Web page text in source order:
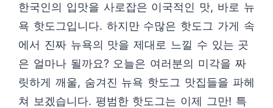
한국인의 입맛을 사로잡은 이국적인 맛, 바로 뉴
욕 핫도그입니다. 하지만 수많은 핫도그 가게 속
에서 진짜 뉴욕의 맛을 제대로 느낄 수 있는 곳
은 얼마나 될까요? 오늘은 여러분의 미각을 짜
릿하게 깨울, 숨겨진 뉴욕 핫도그 맛집들을 파헤
쳐 보겠습니다. 평범한 핫도그는 이제 그만! 특